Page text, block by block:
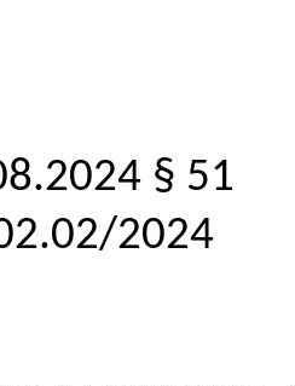
§ 51
2024